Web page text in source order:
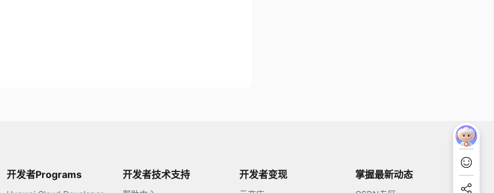
开发者Programs 开发者技术支持 开发者变现 掌握最新动态